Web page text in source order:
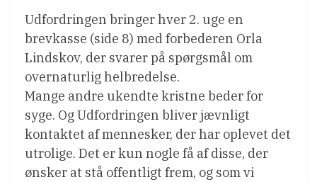
Udfordringen bringer hver 2. uge en
brevkasse (side 8) med forbederen Orla
Lindskov, der svarer på spørgsmål om
overnaturlig helbredelse.
Mange andre ukendte kristne beder for
syge. Og Udfordringen bliver jævnligt
kontaktet af mennesker, der har oplevet det
utrolige. Det er kun nogle få af disse, der
ønsker at stå offentligt frem, og som vi